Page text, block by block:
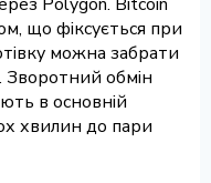
що фіксується при
можна забрати
Зворотний обмін
в основній
хвилин до пари